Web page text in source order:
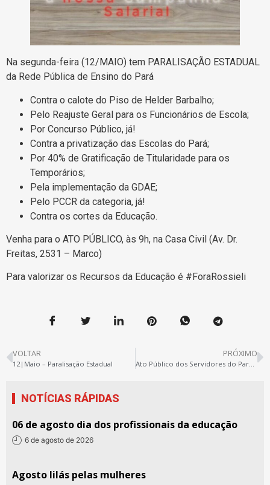
Na segunda-feira (12/MAIO) tem PARALISAÇÃO ESTADUAL
da Rede Pública de Ensino do Pará
Contra o calote do Piso de Helder Barbalho;
Pelo Reajuste Geral para os Funcionários de Escola;
Por Concurso Público, já!
Contra a privatização das Escolas do Pará;
Por 40% de Gratificação de Titularidade para os
Temporários;
Pela implementação da GDAE;
Pelo PCCR da categoria, já!
Contra os cortes da Educação.
Venha para o ATO PÚBLICO, às 9h, na Casa Civil (Av. Dr.
Freitas, 2531 – Marco)
Para valorizar os Recursos da Educação é #ForaRossieli
VOLTAR
12|Maio – Paralisação Estadual
PRÓXIMO
Ato Público dos Servidores do Pará por reajuste e valorização já!
NOTÍCIAS RÁPIDAS
06 de agosto dia dos profissionais da educação
6 de agosto de 2026
Agosto lilás pelas mulheres